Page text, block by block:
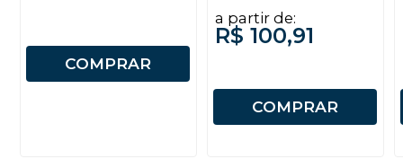
COMPRAR
a partir de:
R$ 100,91
COMPRAR